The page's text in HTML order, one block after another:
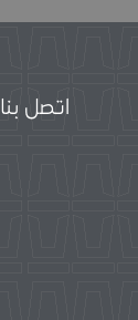
اتصل بنا